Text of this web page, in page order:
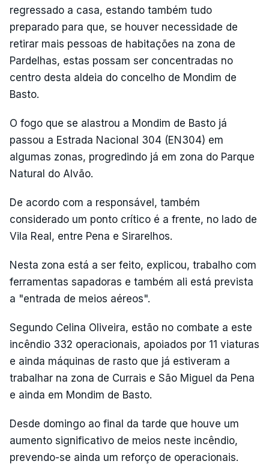
regressado a casa, estando também tudo
preparado para que, se houver necessidade de
retirar mais pessoas de habitações na zona de
Pardelhas, estas possam ser concentradas no
centro desta aldeia do concelho de Mondim de
Basto.
O fogo que se alastrou a Mondim de Basto já
passou a Estrada Nacional 304 (EN304) em
algumas zonas, progredindo já em zona do Parque
Natural do Alvão.
De acordo com a responsável, também
considerado um ponto crítico é a frente, no lado de
Vila Real, entre Pena e Sirarelhos.
Nesta zona está a ser feito, explicou, trabalho com
ferramentas sapadoras e também ali está prevista
a "entrada de meios aéreos".
Segundo Celina Oliveira, estão no combate a este
incêndio 332 operacionais, apoiados por 11 viaturas
e ainda máquinas de rasto que já estiveram a
trabalhar na zona de Currais e São Miguel da Pena
e ainda em Mondim de Basto.
Desde domingo ao final da tarde que houve um
aumento significativo de meios neste incêndio,
prevendo-se ainda um reforço de operacionais.